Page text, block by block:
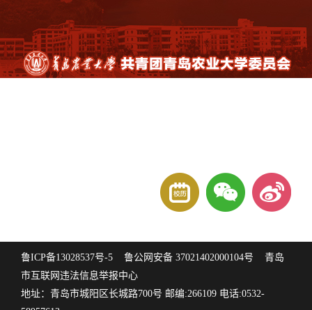
鲁ICP备13028537号-5 鲁公网安备 37021402000104号
青岛
市互联网违法信息举报中心
地址：青岛市城阳区长城路700号 邮编:266109 电话:0532-